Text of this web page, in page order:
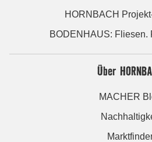
HORNBACH
BODENHAUS: Fliesen.
Über
MACHER